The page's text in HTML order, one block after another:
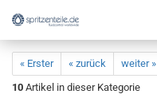
« Erster « zurück
weiter »
10 Artikel in dieser Kategorie